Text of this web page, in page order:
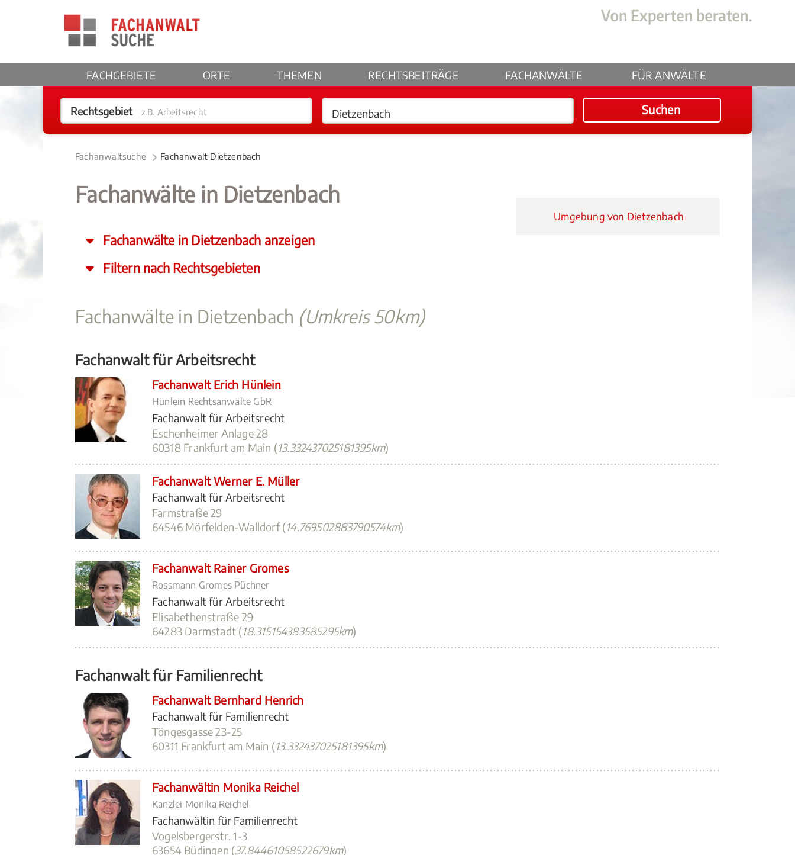
FACHGEBIETE ORTE THEMEN RECHTSBEITRÄGE FACHANWÄLTE FÜR ANWÄLTE
Rechtsgebiet z.B. Arbeitsrecht Suchen
Fachanwaltsuche Fachanwalt Dietzenbach
Fachanwälte in Dietzenbach
Fachanwälte in Dietzenbach anzeigen
Filtern nach Rechtsgebieten
Umgebung von Dietzenbach
Fachanwälte in Dietzenbach (Umkreis 50km)
Fachanwalt für Arbeitsrecht
Fachanwalt Erich Hünlein
Hünlein Rechtsanwälte GbR
Fachanwalt für Arbeitsrecht
Eschenheimer Anlage 28
60318 Frankfurt am Main (13.332437025181395km)
Fachanwalt Werner E. Müller
Fachanwalt für Arbeitsrecht
Farmstraße 29
64546 Mörfelden-Walldorf (14.769502883790574km)
Fachanwalt Rainer Gromes
Rossmann Gromes Püchner
Fachanwalt für Arbeitsrecht
Elisabethenstraße 29
64283 Darmstadt (18.315154383585295km)
Fachanwalt für Familienrecht
Fachanwalt Bernhard Henrich
Fachanwalt für Familienrecht
Töngesgasse 23-25
60311 Frankfurt am Main (13.332437025181395km)
Fachanwältin Monika Reichel
Kanzlei Monika Reichel
Fachanwältin für Familienrecht
Vogelsbergerstr. 1-3
63654 Büdingen (37.84461058522679km)